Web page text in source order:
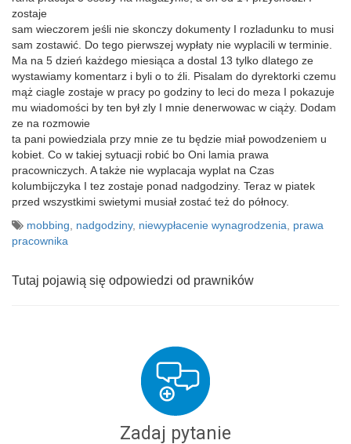
zostaje
sam wieczorem jeśli nie skonczy dokumenty I rozladunku to musi
sam zostawić. Do tego pierwszej wypłaty nie wyplacili w terminie.
Ma na 5 dzień każdego miesiąca a dostal 13 tylko dlatego ze
wystawiamy komentarz i byli o to źli. Pisalam do dyrektorki czemu
mąż ciagle zostaje w pracy po godziny to leci do meza I pokazuje
mu wiadomości by ten był zly I mnie denerwowac w ciąży. Dodam
ze na rozmowie
ta pani powiedziala przy mnie ze tu będzie miał powodzeniem u
kobiet. Co w takiej sytuacji robić bo Oni lamia prawa
pracowniczych. A także nie wyplacaja wyplat na Czas
kolumbijczyka I tez zostaje ponad nadgodziny. Teraz w piatek
przed wszystkimi swietymi musiał zostać też do północy.
mobbing
nadgodziny, niewypłacenie wynagrodzenia
prawa
pracownika
Tutaj pojawią się odpowiedzi od prawników
Zadaj pytanie